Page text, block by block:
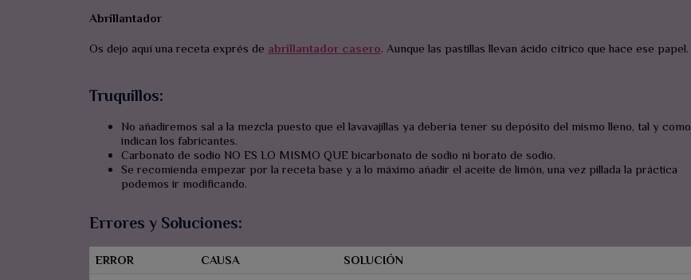
Abrillantador
Os dejo aquí una receta exprés de abrillantador casero. Aunque las pastillas llevan ácido cítrico que hace ese papel.
Truquillos:
No añadiremos sal a la mezcla puesto que el lavavajillas ya debería tener su depósito del mismo lleno, tal y como
indican los fabricantes.
Carbonato de sodio NO ES LO MISMO QUE bicarbonato de sodio ni borato de sodio.
Se recomienda empezar por la receta base y a lo máximo añadir el aceite de limón, una vez pillada la práctica
podemos ir modificando.
Errores y Soluciones:
ERROR CAUSA SOLUCIÓN